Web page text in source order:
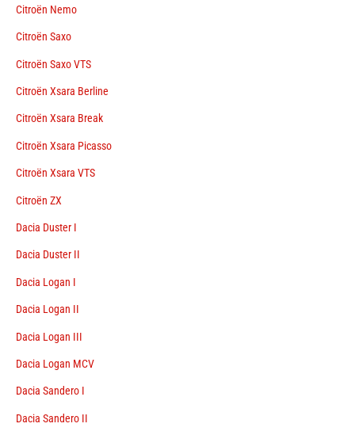
Citroën Nemo
Citroën Saxo
Citroën Saxo VTS
Citroën Xsara Berline
Citroën Xsara Break
Citroën Xsara Picasso
Citroën Xsara VTS
Citroën ZX
Dacia Duster I
Dacia Duster II
Dacia Logan I
Dacia Logan II
Dacia Logan III
Dacia Logan MCV
Dacia Sandero I
Dacia Sandero II